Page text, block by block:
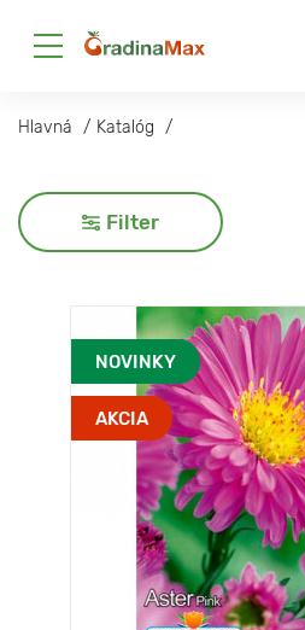
Hlavná Katalóg
Filter
NOVINKY
AKCIA